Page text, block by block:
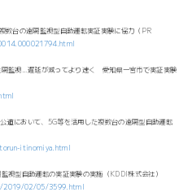
台の遠隔監視型自動運転実証実験に協力（PR
監視…遅延が減ってより速く 愛知県一宮市で実証実験
において、5G等を活用した複数台の遠隔型自動運転
itinomiya.html
型自動運転の実証実験の実施（KDDI株式会社）
2019/02/05/3599.html